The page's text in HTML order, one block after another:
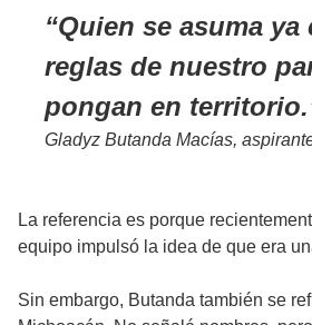
Quien se asuma
reglas de nuestro
pongan en territorio.
Gladyz Butanda Macías,
La referencia es porque
equipo impulsó la idea de que era
Sin embargo, Butanda también se